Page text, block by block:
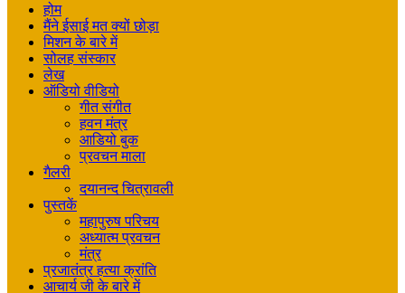
होम
मैंने ईसाई मत क्यों छोड़ा
मिशन के बारे में
सोलह संस्कार
लेख
ऑडियो वीडियो
गीत संगीत
हवन मंत्र
आडियो बुक
प्रवचन माला
गैलरी
दयानन्द चित्रावली
पुस्तकें
महापुरुष परिचय
अध्यात्म प्रवचन
मंत्र
प्रजातंत्र हत्या क्रांति
आचार्य जी के बारे में